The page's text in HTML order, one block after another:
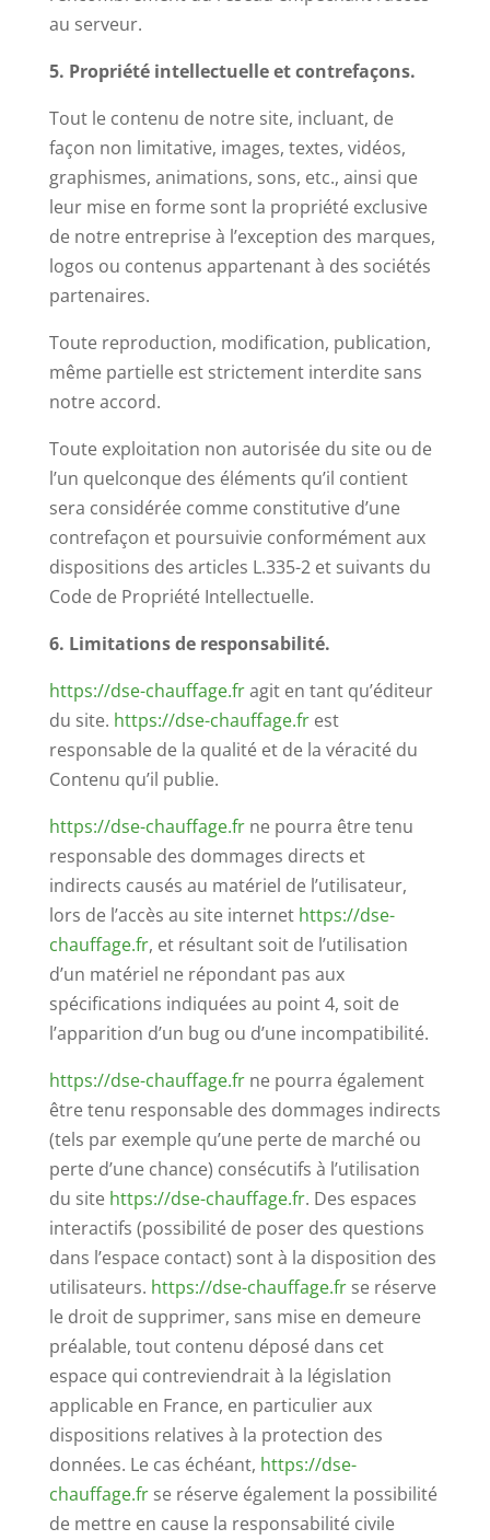
au serveur.
5. Propriété intellectuelle et contrefaçons.
Tout le contenu de notre site, incluant, de
façon non limitative, images, textes, vidéos,
graphismes, animations, sons, etc., ainsi que
leur mise en forme sont la propriété exclusive
de notre entreprise à l’exception des marques,
logos ou contenus appartenant à des sociétés
partenaires.
Toute reproduction, modification, publication,
même partielle est strictement interdite sans
notre accord.
Toute exploitation non autorisée du site ou de
l’un quelconque des éléments qu’il contient
sera considérée comme constitutive d’une
contrefaçon et poursuivie conformément aux
dispositions des articles L.335-2 et suivants du
Code de Propriété Intellectuelle.
6. Limitations de responsabilité.
https://dse-chauffage.fragit en tant qu’éditeur
du site. https://dse-chauffage.frest
responsable de la qualité et de la véracité du
Contenu qu’il publie.
https://dse-chauffage.frne pourra être tenu
responsable des dommages directs et
indirects causés au matériel de l’utilisateur,
lors de l’accès au site internet https://dse-
chauffage.fr, et résultant soit de l’utilisation
d’un matériel ne répondant pas aux
spécifications indiquées au point 4, soit de
l’apparition d’un bug ou d’une incompatibilité.
https://dse-chauffage.frne pourra également
être tenu responsable des dommages indirects
(tels par exemple qu’une perte de marché ou
perte d’une chance) consécutifs à l’utilisation
du site https://dse-chauffage.fr. Des espaces
interactifs (possibilité de poser des questions
dans l’espace contact) sont à la disposition des
utilisateurs. https://dse-chauffage.frse réserve
le droit de supprimer, sans mise en demeure
préalable, tout contenu déposé dans cet
espace qui contreviendrait à la législation
applicable en France, en particulier aux
dispositions relatives à la protection des
données. Le cas échéant, https://dse-
chauffage.frse réserve également la possibilité
de mettre en cause la responsabilité civile